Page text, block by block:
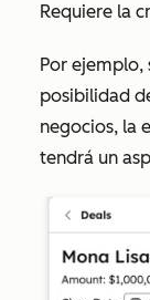
Requiere la
Por ejemplo,
posibilidad
negocios, la
tendrá un